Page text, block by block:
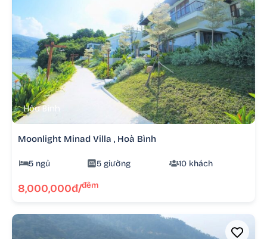
Hòa Bình
Moonlight Minad Villa , Hoà Bình
5 ngủ 5 giường 10 khách
8,000,000đ/đêm